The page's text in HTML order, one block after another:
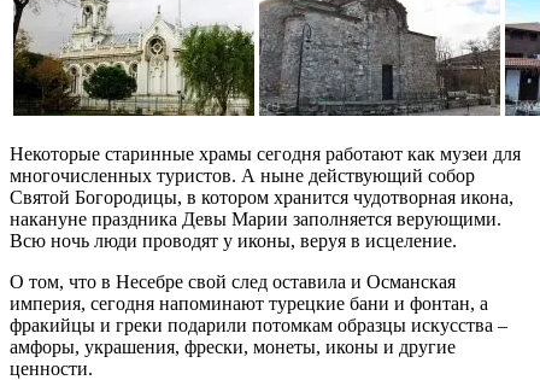
Некоторые старинные храмы сегодня работают как музеи для
многочисленных туристов. А ныне действующий собор
Святой Богородицы, в котором хранится чудотворная икона,
накануне праздника Девы Марии заполняется верующими.
Всю ночь люди проводят у иконы, веруя в исцеление.
О том, что в Несебре свой след оставила и Османская
империя, сегодня напоминают турецкие бани и фонтан, а
фракийцы и греки подарили потомкам образцы искусства –
амфоры, украшения, фрески, монеты, иконы и другие
ценности.